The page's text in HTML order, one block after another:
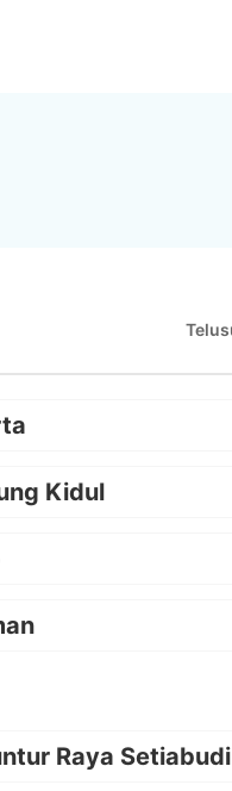
Kidul
Raya Setiabudi